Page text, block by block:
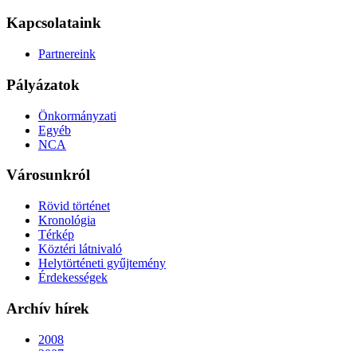
Kapcsolataink
Partnereink
Pályázatok
Önkormányzati
Egyéb
NCA
Városunkról
Rövid történet
Kronológia
Térkép
Köztéri látnivaló
Helytörténeti gyűjtemény
Érdekességek
Archív hírek
2008